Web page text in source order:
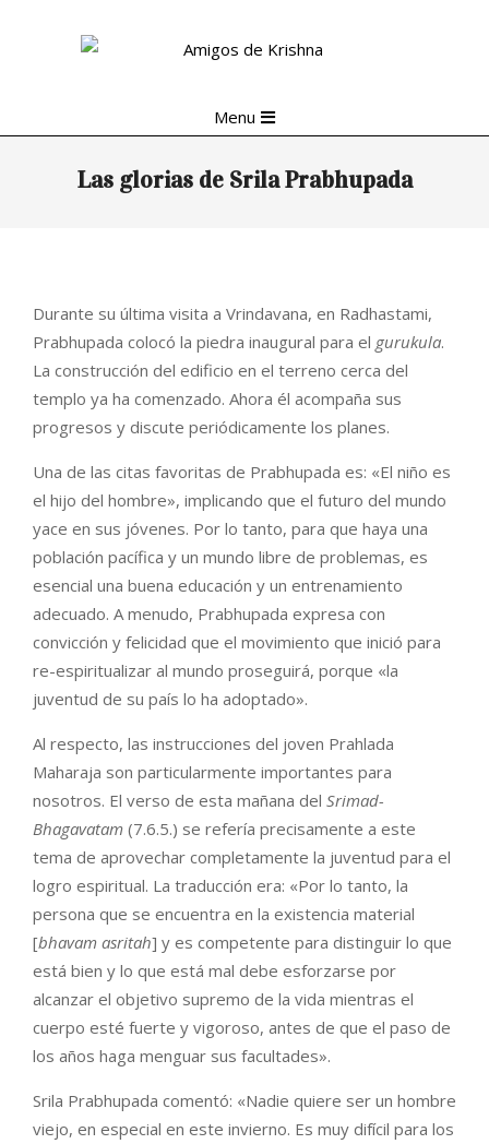
Navigation
Menu
Las glorias de Srila Prabhupada
Durante su última visita a Vrindavana, en Radhastami,
Prabhupada colocó la piedra inaugural para el gurukula.
La construcción del edificio en el terreno cerca del
templo ya ha comenzado. Ahora él acompaña sus
progresos y discute periódicamente los planes.
Una de las citas favoritas de Prabhupada es: «El niño es
el hijo del hombre», implicando que el futuro del mundo
yace en sus jóvenes. Por lo tanto, para que haya una
población pacífica y un mundo libre de problemas, es
esencial una buena educación y un entrenamiento
adecuado. A menudo, Prabhupada expresa con
convicción y felicidad que el movimiento que inició para
re-espiritualizar al mundo proseguirá, porque «la
juventud de su país lo ha adoptado».
Al respecto, las instrucciones del joven Prahlada
Maharaja son particularmente importantes para
nosotros. El verso de esta mañana del Srimad-
Bhagavatam (7.6.5.) se refería precisamente a este
tema de aprovechar completamente la juventud para el
logro espiritual. La traducción era: «Por lo tanto, la
persona que se encuentra en la existencia material
[bhavam asritah] y es competente para distinguir lo que
está bien y lo que está mal debe esforzarse por
alcanzar el objetivo supremo de la vida mientras el
cuerpo esté fuerte y vigoroso, antes de que el paso de
los años haga menguar sus facultades».
Srila Prabhupada comentó: «Nadie quiere ser un hombre
viejo, en especial en este invierno. Es muy difícil para los